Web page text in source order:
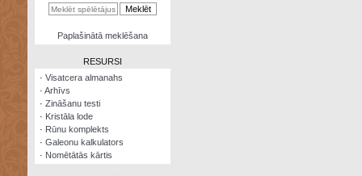
kalkulators
Paplašinātā meklēšana
RESURSI
· Visatcera almanahs
· Arhīvs
· Zināšanu testi
· Kristāla lode
· Rūnu komplekts
· Galeonu kalkulators
· Nomētātās kārtis